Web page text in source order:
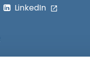
LinkedIn